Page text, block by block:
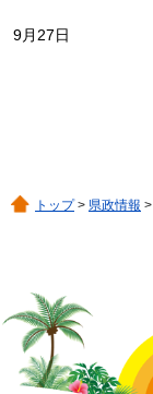
9月27日
トップ> 県政情報 >